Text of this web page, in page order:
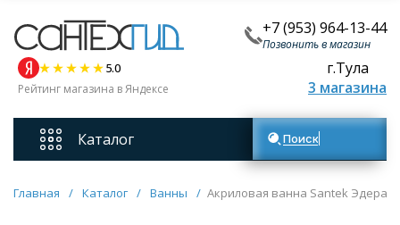
+7 (953) 964-13-44
Позвонить в магазин
5.0
Рейтинг магазина в Яндексе
г.Тула
3 магазина
Каталог
Смесители
Поиск товаров
Главная / Каталог / Ванны / Акриловая ванна Santek Эдера